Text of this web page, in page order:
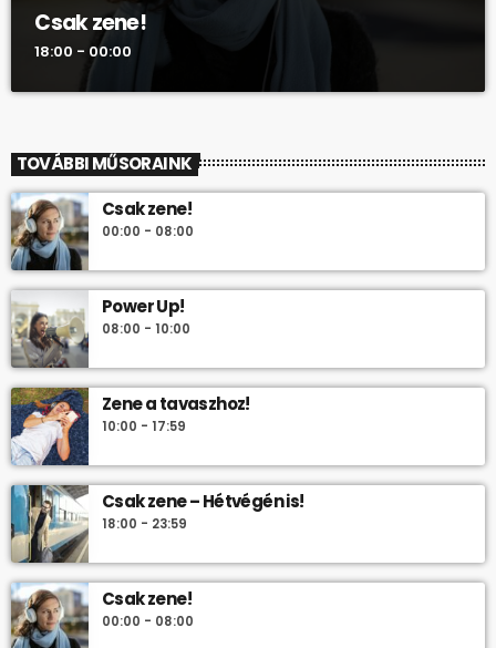
Csak zene!
18:00 - 00:00
TOVÁBBI MŰSORAINK
Csak zene!
00:00 - 08:00
Power Up!
08:00 - 10:00
Zene a tavaszhoz!
10:00 - 17:59
Csak zene – Hétvégén is!
18:00 - 23:59
Csak zene!
00:00 - 08:00